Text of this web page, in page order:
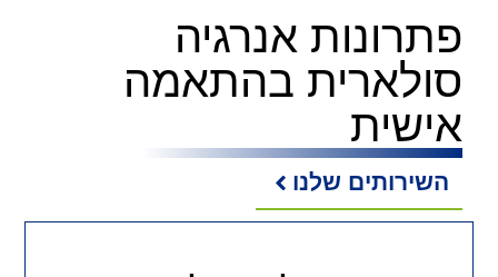
פתרונות אנרגיה
סולארית בהתאמה
אישית
השירותים שלנו